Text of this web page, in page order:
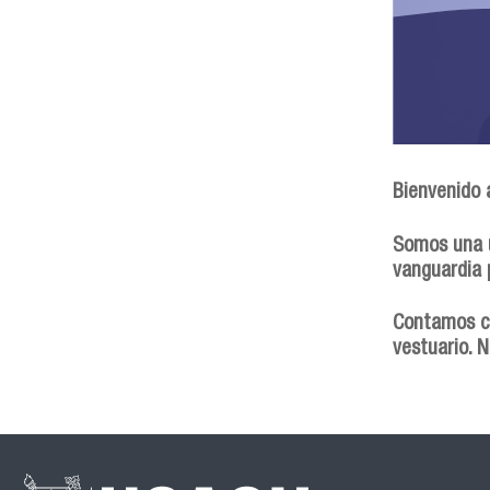
Bienvenido
Somos
vanguardia
Contamos
vestuario.